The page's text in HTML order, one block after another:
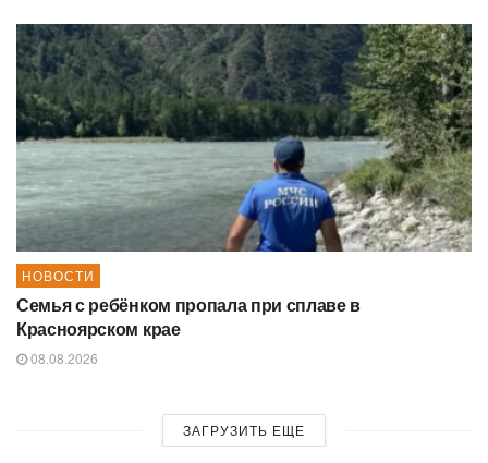
НОВОСТИ
Семья с ребёнком пропала при сплаве в
Красноярском крае
08.08.2026
ЗАГРУЗИТЬ ЕЩЕ